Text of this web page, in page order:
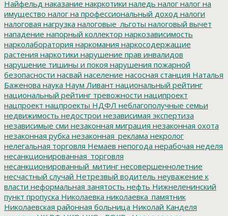
Найфельд наказание накркотики наледь налог налог на
имущество налог на профессиональный доход налоги
налоговая нагрузка налоговые_льготы налоговый вычет
нападение напорный коллектор наркозависимость
нарколаборатория наркомания наркосодержащие
растения наркотики нарушение прав инвалидов
нарушение тишины и покоя нарушения пожарной
безопасности насвай население насосная станция Наталья
Баженова наука Наум Ливант национальный рейтинг
национальный рейтинг тревожности наципроект
нацпроект нацпроекты НДФЛ неблагополучные семьи
недвижимость недострои независимая экспертиза
независимые сми незаконная миграция незаконная охота
незаконная рубка незаконная_реклама некролог
нелегальная торговля Немаев непогода нерабочая неделя
несанкционированная_торговля
несанкционированный_митинг несовершеннолетние
несчастный случай Нетрезвый водитель неуважение к
власти неформальная занятость нефть Нижнеленинский
пункт пропуска Николаевка николаевка_памятник
Николаевская районная больница Николай Канделя